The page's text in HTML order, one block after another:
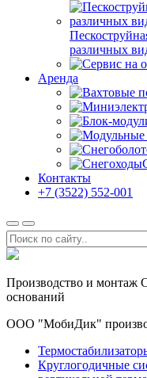
различных
Аренда
Контакты
+7 (3522) 552-001
Производство и монтаж
оснований
ООО "МобиДик"
Круглогодичные